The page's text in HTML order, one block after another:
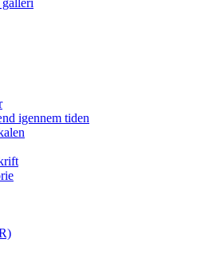
igennem tiden